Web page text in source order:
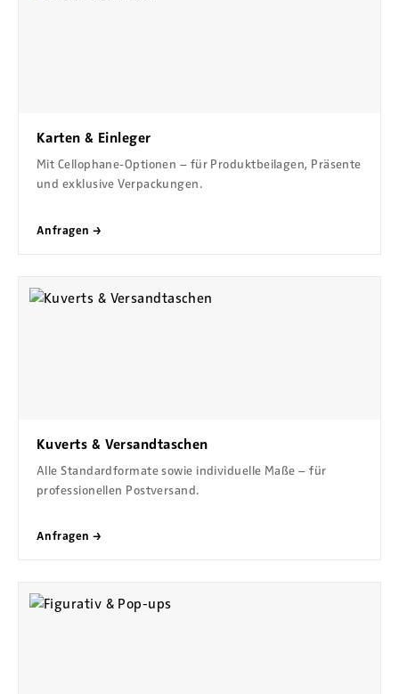
Karten & Einleger
Mit Cellophane-Optionen – für Produktbeilagen, Präsente
und exklusive Verpackungen.
Anfragen →
Kuverts & Versandtaschen
Alle Standardformate sowie individuelle Maße – für
professionellen Postversand.
Anfragen →